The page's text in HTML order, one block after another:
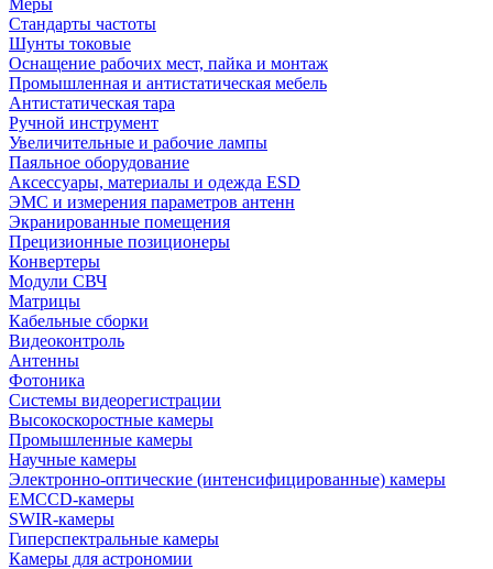
Меры
Стандарты частоты
Шунты токовые
Оснащение рабочих мест, пайка и монтаж
Промышленная и антистатическая мебель
Антистатическая тара
Ручной инструмент
Увеличительные и рабочие лампы
Паяльное оборудование
Аксессуары, материалы и одежда ESD
ЭМС и измерения параметров антенн
Экранированные помещения
Прецизионные позиционеры
Конвертеры
Модули СВЧ
Матрицы
Кабельные сборки
Видеоконтроль
Антенны
Фотоника
Cистемы видеорегистрации
Высокоскоростные камеры
Промышленные камеры
Научные камеры
Электронно-оптические (интенсифицированные) камеры
EMCCD-камеры
SWIR-камеры
Гиперспектральные камеры
Камеры для астрономии